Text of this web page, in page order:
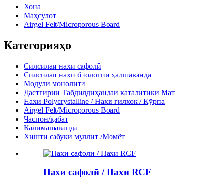
Хона
Маҳсулот
Airgel Felt/Microporous Board
Категорияҳо
Силсилаи нахи сафолӣ
Силсилаи нахи биологии ҳалшаванда
Модули монолитӣ
Дастгирии Табдилдиҳандаи каталитикӣ Мат
Нахи Polycrystalline / Нахи гилхок / Кӯрпа
Airgel Felt/Microporous Board
Часпон/қабат
Калимашаванда
Хишти сабуки муллит /Момёт
Нахи сафолӣ / Нахи RCF